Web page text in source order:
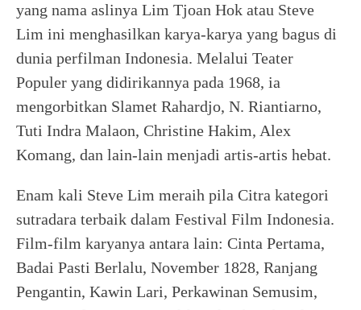
yang nama aslinya Lim Tjoan Hok atau Steve
Lim ini menghasilkan karya-karya yang bagus di
dunia perfilman Indonesia. Melalui Teater
Populer yang didirikannya pada 1968, ia
mengorbitkan Slamet Rahardjo, N. Riantiarno,
Tuti Indra Malaon, Christine Hakim, Alex
Komang, dan lain-lain menjadi artis-artis hebat.
Enam kali Steve Lim meraih pila Citra kategori
sutradara terbaik dalam Festival Film Indonesia.
Film-film karyanya antara lain: Cinta Pertama,
Badai Pasti Berlalu, November 1828, Ranjang
Pengantin, Kawin Lari, Perkawinan Semusim,